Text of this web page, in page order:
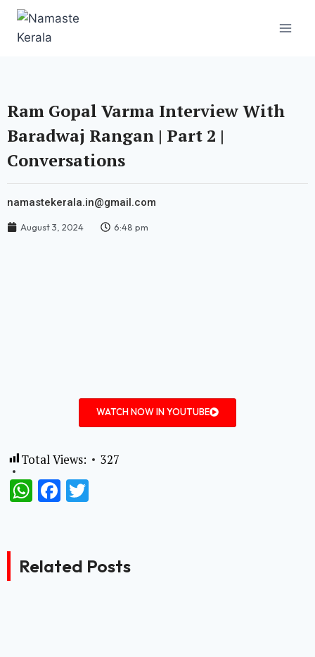
Ram Gopal Varma Interview With
Baradwaj Rangan | Part 2 |
Conversations
namastekerala.in@gmail.com
August 3, 2024 6:48 pm
WATCH NOW IN YOUTUBE
Total Views: 327
WhatsApp
Facebook
Related Posts